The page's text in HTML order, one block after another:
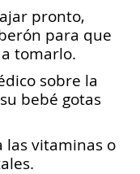
pronto,
para que
tomarlo.
sobre la
bebé gotas
las vitaminas o